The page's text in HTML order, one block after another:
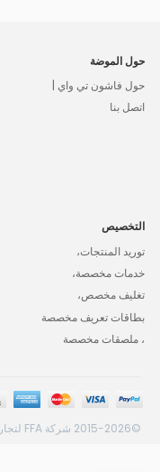
حول الموضة
حول فاشون تي واي |
اتصل بنا
التخصيص
توريد المنتجات،
خدمات مخصصة،
تغليف مخصص،
بطاقات تعريف مخصصة
، ملصقات مخصصة
©2015-2026 شركة FFA لتجارة الجملة، جميع الحقوق محفوظة